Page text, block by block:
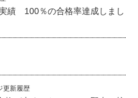
績 100％の合格率達成しまし
更新履歴